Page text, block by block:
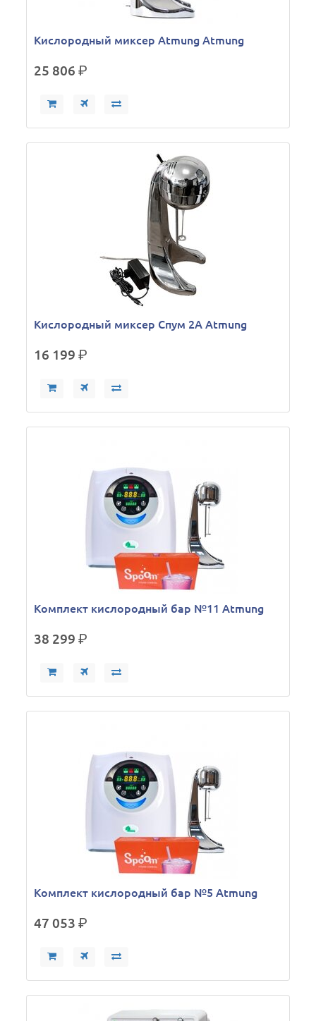
Кислородный миксер Atmung Atmung
25 806р.
Кислородный миксер Спум 2А Atmung
16 199р.
Комплект кислородный бар №11 Atmung
38 299р.
Комплект кислородный бар №5 Atmung
47 053р.